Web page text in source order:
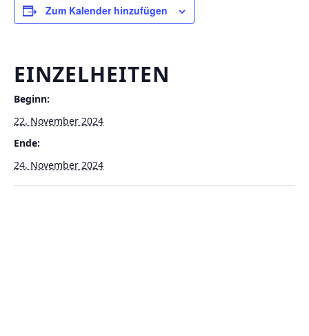
Zum Kalender hinzufügen
EINZELHEITEN
Beginn:
22. November 2024
Ende:
24. November 2024